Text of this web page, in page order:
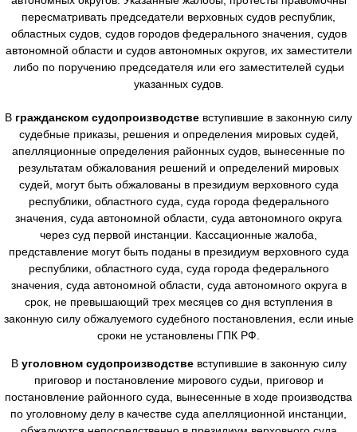
пересматривать председатели верховных судов республик,
областных судов, судов городов федерального значения, судов
автономной области и судов автономных округов, их заместители
либо по поручению председателя или его заместителей судьи
указанных судов.
В гражданском судопроизводстве вступившие в законную силу
судебные приказы, решения и определения мировых судей,
апелляционные определения районных судов, вынесенные по
результатам обжалования решений и определений мировых
судей, могут быть обжалованы в президиум верховного суда
республики, областного суда, суда города федерального
значения, суда автономной области, суда автономного округа
через суд первой инстанции. Кассационные жалоба,
представление могут быть поданы в президиум верховного суда
республики, областного суда, суда города федерального
значения, суда автономной области, суда автономного округа в
срок, не превышающий трех месяцев со дня вступления в
законную силу обжалуемого судебного постановления, если иные
сроки не установлены ГПК РФ.
В уголовном судопроизводствевступившие в законную силу
приговор и постановление мирового судьи, приговор и
постановление районного суда, вынесенные в ходе производства
по уголовному делу в качестве суда апелляционной инстанции,